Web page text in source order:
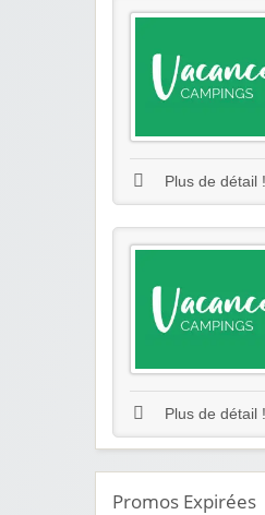
Plus de détail !
Plus de détail !
Promos Expirées